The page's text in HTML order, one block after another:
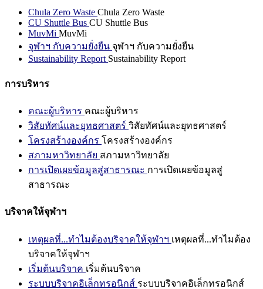
Chula Zero Waste Chula Zero Waste
CU Shuttle Bus CU Shuttle Bus
MuvMi MuvMi
จุฬาฯ กับความยั่งยืน จุฬาฯ กับความยั่งยืน
Sustainability Report Sustainability Report
การบริหาร
คณะผู้บริหาร คณะผู้บริหาร
วิสัยทัศน์และยุทธศาสตร์ วิสัยทัศน์และยุทธศาสตร์
โครงสร้างองค์กร โครงสร้างองค์กร
สภามหาวิทยาลัย สภามหาวิทยาลัย
การเปิดเผยข้อมูลสู่สาธารณะ การเปิดเผยข้อมูลสู่
สาธารณะ
บริจาคให้จุฬาฯ
เหตุผลที่...ทำไมต้องบริจาคให้จุฬาฯ เหตุผลที่...ทำไมต้อง
บริจาคให้จุฬาฯ
เริ่มต้นบริจาค เริ่มต้นบริจาค
ระบบบริจาคอิเล็กทรอนิกส์ ระบบบริจาคอิเล็กทรอนิกส์